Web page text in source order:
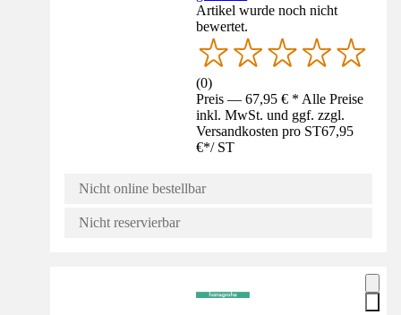
Artikel wurde noch nicht
bewertet.
(0)
Preis — 67,95 € * Alle Preise
inkl. MwSt. und ggf. zzgl.
Versandkosten pro ST67,95
€*/ ST
Nicht online bestellbar
Nicht reservierbar